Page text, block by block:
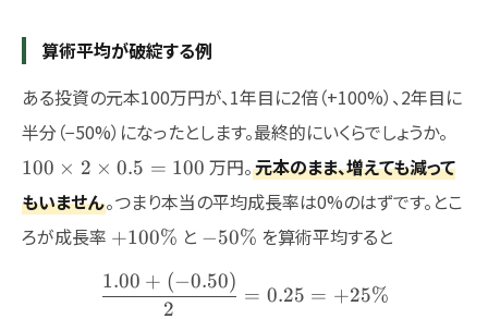
算術平均が破綻する例
ある投資の元本100万円が、1年目に2倍（+100%）、2年目に
半分（−50%）になったとします。最終的にいくらでしょうか。
2
100 × 2 × 0.5 = 100 万円。元本のまま、増えても減って
もいません。つまり本当の平均成長率は0%のはずです。とこ
ろが成長率 +100\%
+100% と -50\%
−50% を算術平均すると
\frac{1.00 + (-0.50)}{2}
2
1.00 + (−0.50)
= 0.25 = +25%